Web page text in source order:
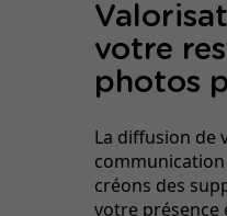
votre
photos
La diffusion de
créons des
votre présence